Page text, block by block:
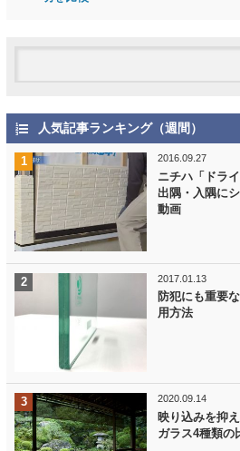
人気記事ランキング（週間）
2016.09.27
ニチハ「ドラ
出隅・入隅に
動画
2017.01.13
防犯にも重要
用方法
2020.09.14
映り込みを抑
ガラス4種類の